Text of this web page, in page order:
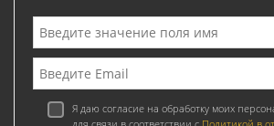
Я даю согласие на обработку моих